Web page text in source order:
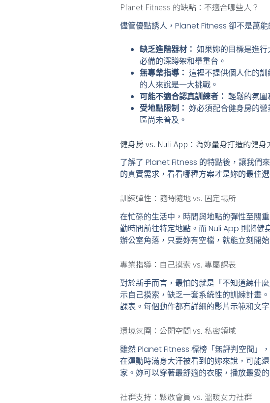
Planet Fitness 的缺點：不適合哪些人？
儘管優點誘人，Planet Fitness 卻不是萬能
缺乏進階器材： 如果妳的目標是進
必備的深蹲架和舉重台。
無專業指導： 這裡不提供個人化的
的人來說是一大挑戰。
可能不適合認真訓練者： 輕鬆的氛圍
受地點限制： 妳必須配合健身房的
區尚未普及。
健身房 vs. Nuli App：為妳量身打造的健身
了解了 Planet Fitness 的特點後，讓我們
的真實需求，看看哪種方案才是妳的最佳選
訓練彈性：隨時隨地 vs. 固定場所
在忙碌的生活中，時間與地點的彈性至關
勤時間前往特定地點。而 Nuli App 則將健
辦公室角落，只要妳有空檔，就能立刻開
專業指導：自己摸索 vs. 專屬課表
對於新手而言，最怕的就是「不知道練什
示自己摸索，缺乏一套系統性的訓練計畫
課表。每個動作都有詳細的影片示範和文
環境氛圍：公開空間 vs. 私密領域
雖然 Planet Fitness 標榜「無評判空間」
在運動時滿身大汗被看到的妳來說，可能
家。妳可以穿著最舒適的衣服，播放最愛
社群支持：鬆散會員 vs. 溫暖女力社群